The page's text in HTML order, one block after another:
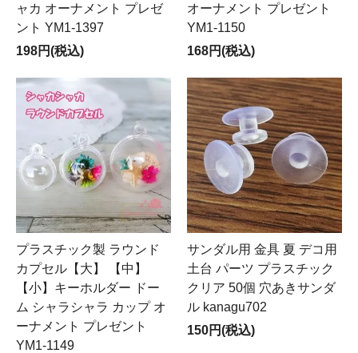
ャカ オーナメント プレゼ
ント YM1-1397
198円(税込)
オーナメント プレゼント
YM1-1150
168円(税込)
プラスチック製 ラウンド
カプセル【大】 【中】
【小】キーホルダー ドー
ム シャラシャラ カップ オ
ーナメント プレゼント
YM1-1149
サンダル用 金具 夏 デコ用
土台 パーツ プラスチック
クリア 50個 穴あきサンダ
ル kanagu702
150円(税込)